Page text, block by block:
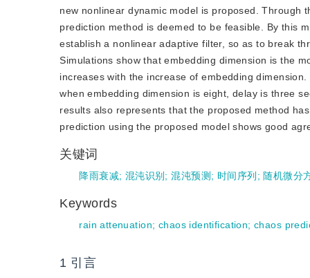
new nonlinear dynamic model is proposed.
prediction method is deemed to be feasible. By this
establish a nonlinear adaptive filter, so as to break
Simulations show that embedding dimension is the
increases with the increase of embedding
when embedding dimension is eight, delay is three
results also represents that the proposed method
prediction using the proposed model shows good
关键词
降雨衰减; 混沌识别 ;混沌预测 ; 时间序列 ; 随机微分
Keywords
rain attenuation; chaos identification;chaos
1 引言